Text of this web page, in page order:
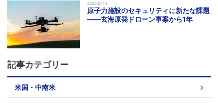
2026.07.14
原子力施設のセキュリティに新たな課題
――玄海原発ドローン事案から1年
記事カテゴリー
米国・中南米